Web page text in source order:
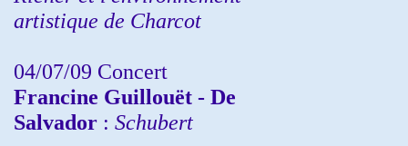
artistique de Charcot
04/07/09 Concert
Francine Guillouët - De
Salvador : Schubert